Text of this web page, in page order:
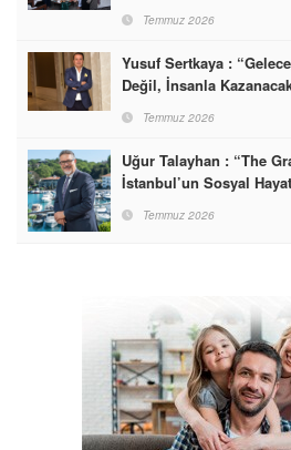
Temmuz 2026
Yusuf Sertkaya :
Değil, İnsanla
Temmuz 2026
Uğur Talayhan : “The
İstanbul’un Sosyal
Destinasyon Haline
Temmuz 2026